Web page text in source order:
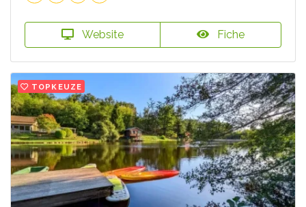
Website Fiche
TOPKEUZE